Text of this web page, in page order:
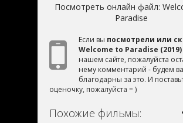
Посмотреть онлайн файл:
Paradise
Если вы посмотрели или
Welcome to Paradise (2019)
нашем сайте, пожалуйста
нему комментарий - будем
благодарны за это. И
оценочку, пожалуйста = )
Похожие фильмы: